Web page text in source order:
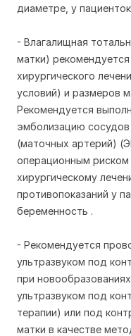
диаметре, у
- Влагалищная
матки)
хирургического
условий) и размеров
Рекомендуется
эмболизацию
(маточных артерий)
операционным риском
хирургическому
противопоказаний у
беременность .
- Рекомендуется
ультразвуком под
при
ультразвуком под
терапии) или под
матки в качестве